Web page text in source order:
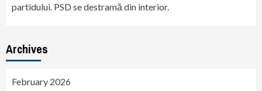
partidului. PSD se destramă din interior.
Archives
February 2026